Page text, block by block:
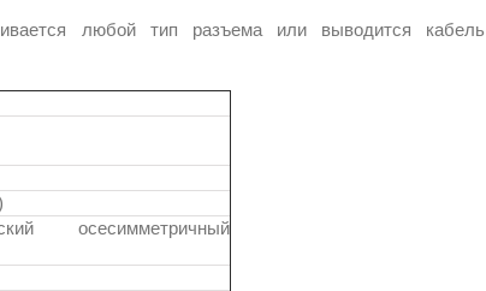
любой тип разъема или выводится кабель
осесимметричный